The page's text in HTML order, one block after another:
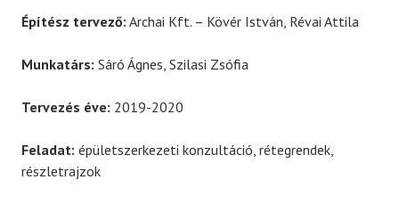
Építész tervező: Archai Kft. – Kövér István, Révai Attila
Munkatárs: Sáró Ágnes, Szilasi Zsófia
Tervezés éve: 2019-2020
Feladat: épületszerkezeti konzultáció, rétegrendek,
részletrajzok